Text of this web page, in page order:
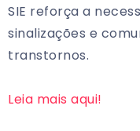
SIE reforça a
sinalizações e
transtornos.
Leia mais aqui!